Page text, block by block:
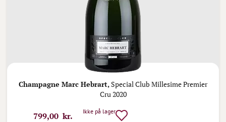
Champagne Marc Hebrart,Special Club Millesime Premier
Cru 2020
799,00 kr. Ikke på lager